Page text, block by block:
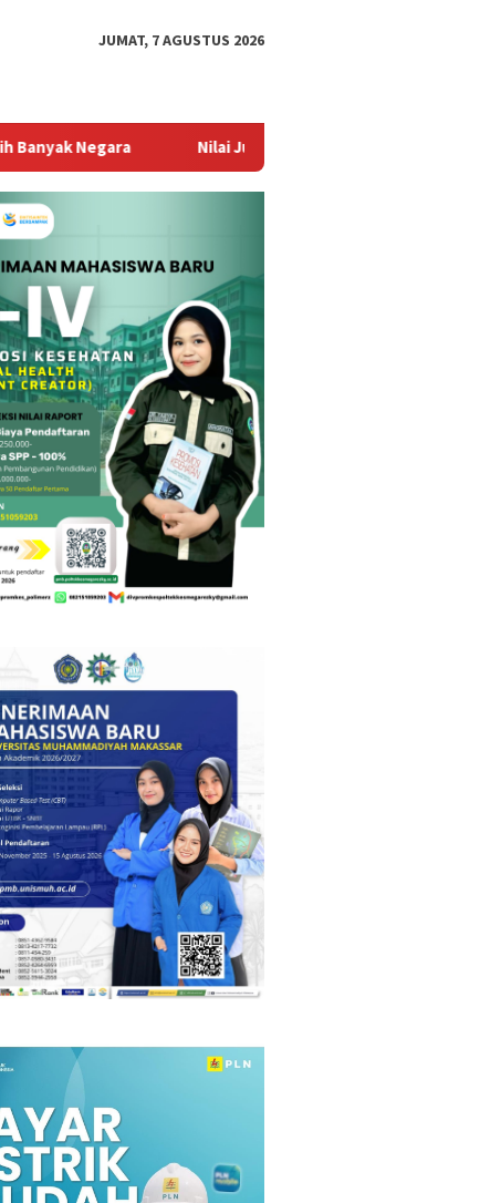
JUMAT, 7 AGUSTUS 2026
Nilai Jual Kembali Stabil Jadi Alasan Utama Tingginya